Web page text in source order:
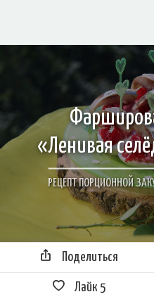
«Ленивая
РЕЦЕПТ ПОРЦИОННОЙ
Поделиться
Лайк 5